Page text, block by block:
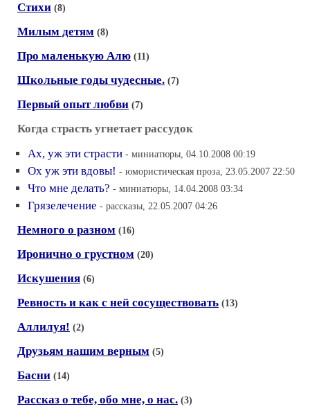
Стихи (8)
Милым детям (8)
Про маленькую Алю (11)
Школьные годы чудесные. (7)
Первый опыт любви (7)
Когда страсть угнетает рассудок
Ах, уж эти страсти - миниатюры, 04.10.2008 00:19
Ох уж эти вдовы! - юмористическая проза, 23.05.2007 22:50
Что мне делать? - миниатюры, 14.04.2008 03:34
Грязелечение - рассказы, 22.05.2007 04:26
Немного о разном (16)
Иронично о грустном (20)
Искушения (6)
Ревность и как с ней сосуществовать (13)
Аллилуя! (2)
Друзьям нашим верным (5)
Басни (14)
Рассказ о тебе, обо мне, о нас. (3)